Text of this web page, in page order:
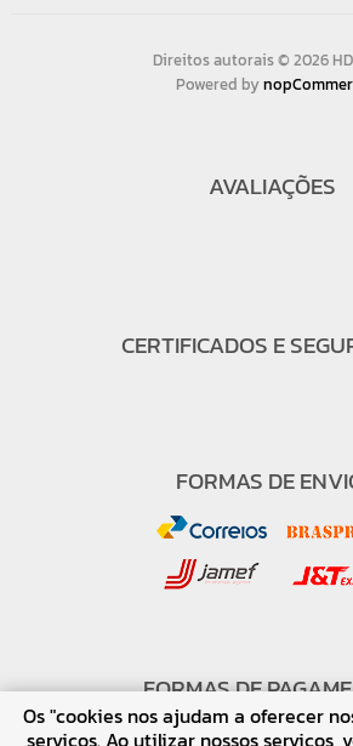
Direitos autorais © 2026
Powered by
AVALIAÇÕES
CERTIFICADOS E
FORMAS DE
FORMAS DE
Os "cookies nos ajudam a oferecer
serviços. Ao utilizar nossos serviços,